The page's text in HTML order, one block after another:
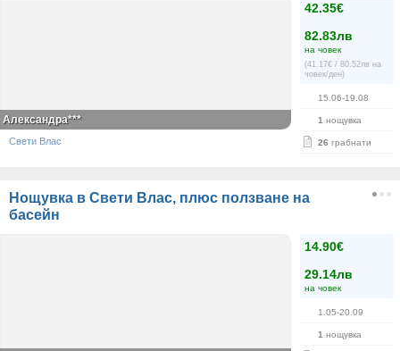
42.35€
82.83лв
на човек
(41.17€ / 80.52лв на
човек/ден)
15.06-19.08
1 нощувка
26 грабнати
Александра***
Свети Влас
Нощувка в Свети Влас, плюс ползване на
басейн
14.90€
29.14лв
на човек
1.05-20.09
1 нощувка